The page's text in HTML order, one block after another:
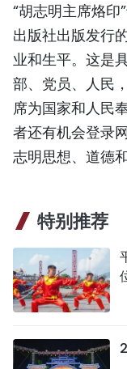
“胡志明主席烙
出版社出版发行
业和生平。这是
部、党员、人民
席为国家和人民
者还有机会登录
志明思想、道德
特别推荐